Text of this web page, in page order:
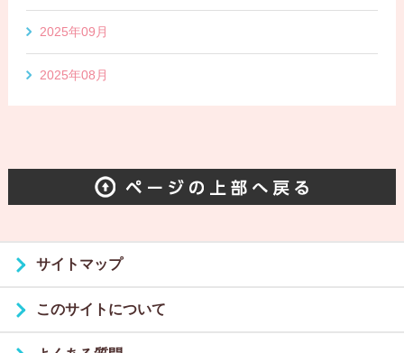
2025年09月
2025年08月
サイトマップ
このサイトについて